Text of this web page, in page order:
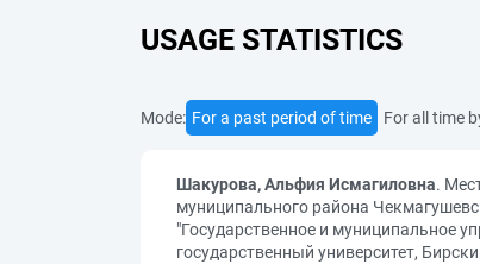
USAGE STATISTICS
Mode: For a past period of time For all time
Шакурова, Альфия Исмагиловна.
муниципального района
"Государственное и муниципальное
государственный университет,